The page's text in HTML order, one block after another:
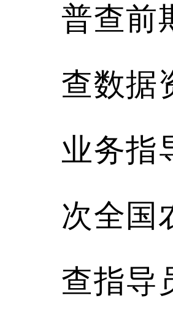
普查前
查数据
业务指
次全国
查指导